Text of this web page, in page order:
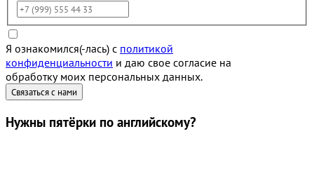
Я ознакомился(-лась) с политикой
конфиденциальности и даю свое согласие на
обработку моих персональных данных.
Нужны пятёрки по английскому?